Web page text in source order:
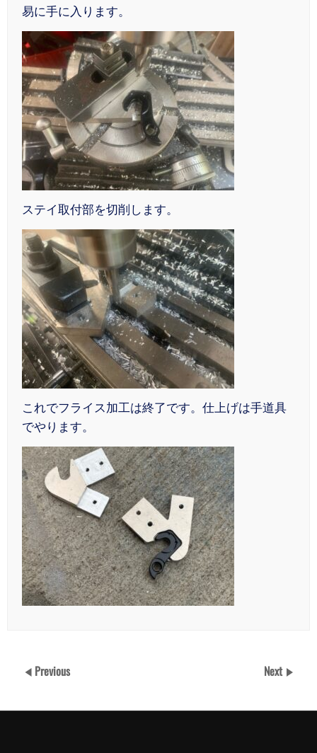
易に手に入ります。
ステイ取付部を切削します。
これでフライス加工は終了です。仕上げは手道具
でやります。
Previous Next